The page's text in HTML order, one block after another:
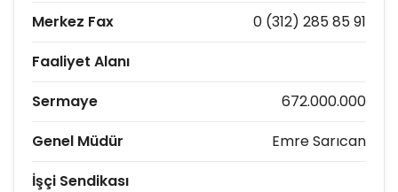
Merkez Fax
0 (312) 285 85 91
Faaliyet Alanı
Sermaye
672.000.000
Genel Müdür
Emre Sarıcan
İşçi Sendikası